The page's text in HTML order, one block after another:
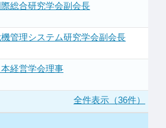
際総合研究学会副会長
管理システム研究学会副会長
本経営学会理事
全件表示（36件）